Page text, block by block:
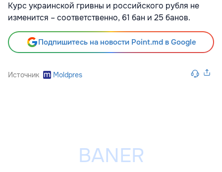
Курс украинской гривны и российского рубля не
изменится – соответственно, 61 бан и 25 банов.
Подпишитесь на новости Point.md в Google
Источник Moldpres